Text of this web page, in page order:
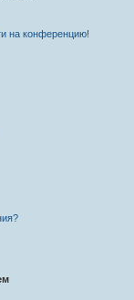
на конференцию!